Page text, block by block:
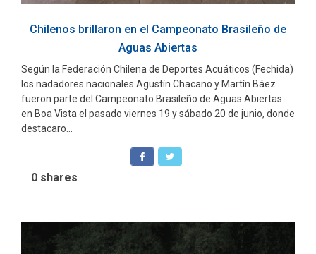
Chilenos brillaron en el Campeonato Brasileño de
Aguas Abiertas
Según la Federación Chilena de Deportes Acuáticos (Fechida)
los nadadores nacionales Agustín Chacano y Martín Báez
fueron parte del Campeonato Brasileño de Aguas Abiertas
en Boa Vista el pasado viernes 19 y sábado 20 de junio, donde
destacaro...
0 shares